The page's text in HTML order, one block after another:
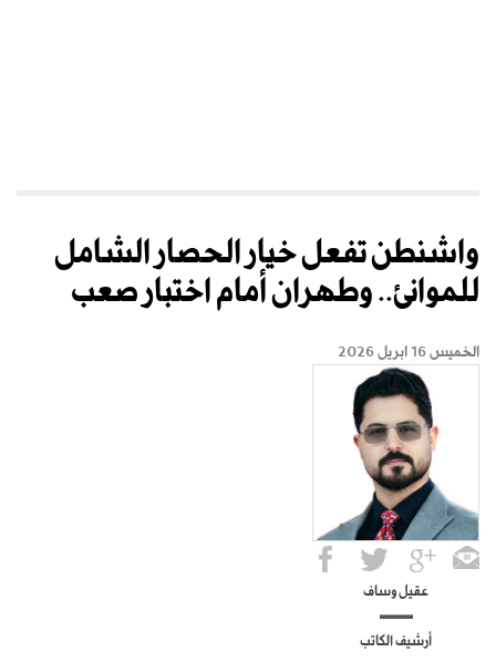
واشنطن تفعل خيار الحصار الشامل
للموانئ.. وطهران أمام اختبار صعب
الخميس 16 ابريل 2026
عقيل وساف
أرشيف الكاتب